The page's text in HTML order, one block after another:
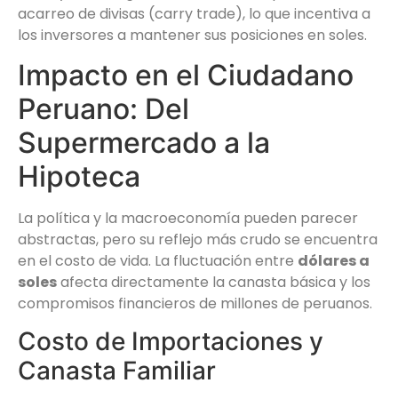
acarreo de divisas (carry trade), lo que incentiva a
los inversores a mantener sus posiciones en soles.
Impacto en el Ciudadano
Peruano: Del
Supermercado a la
Hipoteca
La política y la macroeconomía pueden parecer
abstractas, pero su reflejo más crudo se encuentra
en el costo de vida. La fluctuación entre dólares a
solesafecta directamente la canasta básica y los
compromisos financieros de millones de peruanos.
Costo de Importaciones y
Canasta Familiar